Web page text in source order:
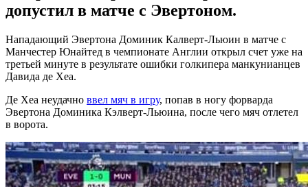
допустил в матче с Эвертоном.
Нападающий Эвертона Доминик Калверт-Льюин в матче с
Манчестер Юнайтед в чемпионате Англии открыл счет уже на
третьей минуте в результате ошибки голкипера манкунианцев
Давида де Хеа.
Де Хеа неудачно ввел мяч в игру, попав в ногу форварда
Эвертона Доминика Кэлверт-Льюина, после чего мяч отлетел
в ворота.